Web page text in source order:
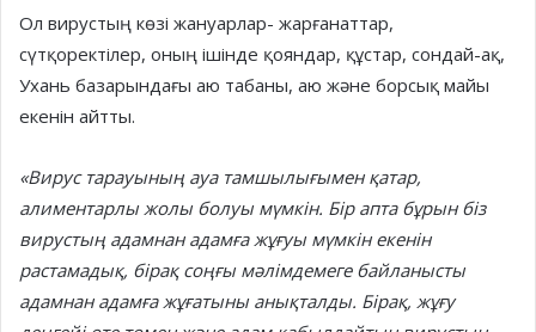
Ол вирустың көзі жануарлар- жарғанаттар,
сүтқоректілер, оның ішінде қояндар, құстар, сондай-ақ,
Ухань базарындағы аю табаны, аю және борсық майы
екенін айтты.
«Вирус тарауының ауа тамшылығымен қатар,
алиментарлы жолы болуы мүмкін. Бір апта бұрын біз
вирустың адамнан адамға жұғуы мүмкін екенін
растамадық, бірақ соңғы мәлімдемеге байланысты
адамнан адамға жұғатыны анықталды. Бірақ, жұғу